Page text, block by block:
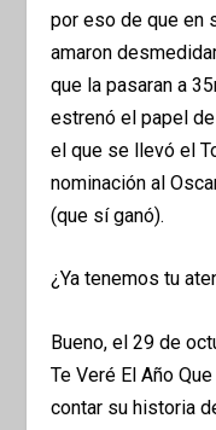
por eso de que en
amaron
que la pasaran a
estrenó el papel
el que se llevó el
nominación al
(que sí ganó).
¿Ya tenemos tu
Bueno, el 29 de
Te Veré El Año
contar su historia